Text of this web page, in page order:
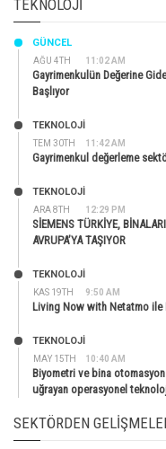
TEKNOLOJI
AĞU 4TH 11:02 AM
GÜNCEL
Gayrimenkulün Değerine
Başlıyor
TEM 30TH 11:42 AM
TEKNOLOJİ
Gayrimenkul değerleme
ARA 8TH 12:29 PM
TEKNOLOJİ
SİEMENS TÜRKİYE,
AVRUPA’YA TAŞIYOR
KAS 19TH 9:50 AM
TEKNOLOJİ
Living Now with Netatmo ile
MAY 15TH 10:40 AM
TEKNOLOJİ
Biyometri ve bina otomasyon
uğrayan operasyonel
SEKTÖRDEN